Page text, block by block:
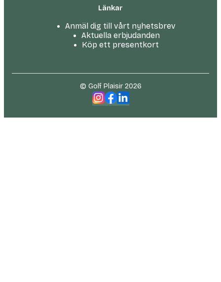
Länkar
Anmäl dig till vårt nyhetsbrev
Aktuella erbjudanden
Köp ett presentkort
© Golf Plaisir 2026